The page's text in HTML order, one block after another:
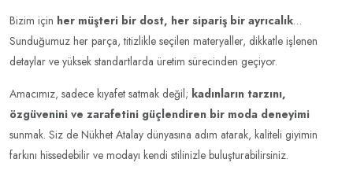
Bizim için her müşteri bir dost, her sipariş bir ayrıcalık…
Sunduğumuz her parça, titizlikle seçilen materyaller, dikkatle işlenen
detaylar ve yüksek standartlarda üretim sürecinden geçiyor.
Amacımız, sadece kıyafet satmak değil; kadınların tarzını,
özgüvenini ve zarafetini güçlendiren bir moda deneyimi
sunmak. Siz de Nükhet Atalay dünyasına adım atarak, kaliteli giyimin
farkını hissedebilir ve modayı kendi stilinizle buluşturabilirsiniz.